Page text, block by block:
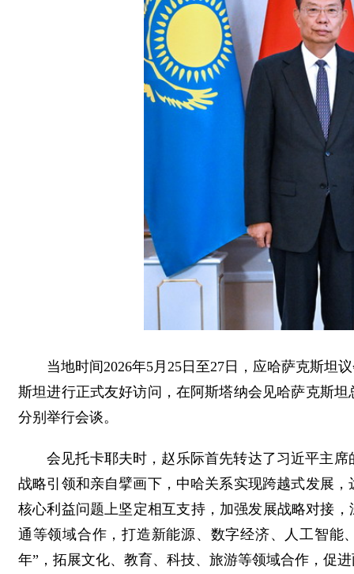
当地时间2026年5月25日至27日，应哈萨克斯坦
斯坦进行正式友好访问，在阿斯塔纳会见哈萨克斯
分别举行会谈。
会见托卡耶夫时，赵乐际首先转达了习近平主
战略引领和亲自擘画下，中哈关系实现跨越式发展
核心利益问题上坚定相互支持，加强发展战略对接
通等领域合作，打造新能源、数字经济、人工智能
年”，拓展文化、教育、科技、旅游等领域合作，促